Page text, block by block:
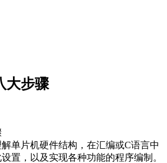
大步骤
单片机硬件结构，在汇编或C语言中
置，以及实现各种功能的程序编制。